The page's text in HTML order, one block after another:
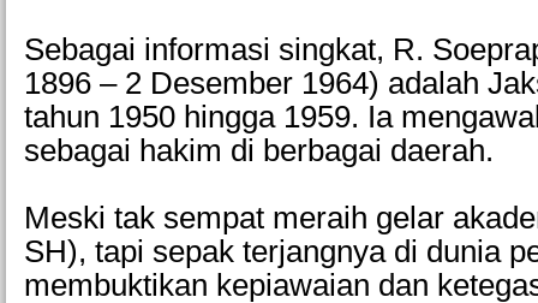
Sebagai informasi singkat, R.
1896 – 2 Desember 1964) adalah
tahun 1950 hingga 1959. Ia
sebagai hakim di berbagai daerah.
Meski tak sempat meraih gelar
SH), tapi sepak terjangnya di dunia
membuktikan kepiawaian dan